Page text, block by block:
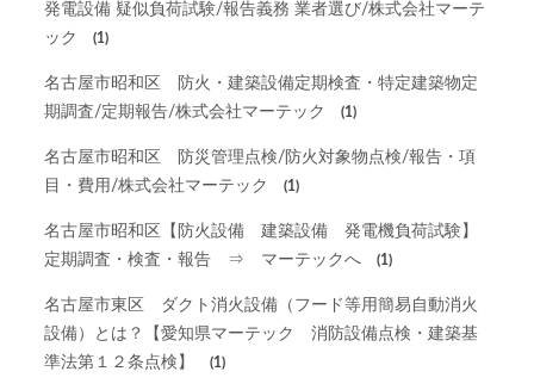
発電設備 疑似負荷試験/報告義務 業者選び/株式会社マーテ
ック
(1)
名古屋市昭和区 防火・建築設備定期検査・特定建築物定
期調査/定期報告/株式会社マーテック
(1)
名古屋市昭和区 防災管理点検/防火対象物点検/報告・項
目・費用/株式会社マーテック
(1)
名古屋市昭和区【防火設備 建築設備 発電機負荷試験】
定期調査・検査・報告 ⇒ マーテックへ
(1)
名古屋市東区 ダクト消火設備（フード等用簡易自動消火
設備）とは？【愛知県マーテック 消防設備点検・建築基
準法第１２条点検】
(1)